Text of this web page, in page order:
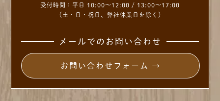
受付時間： 平日 10:00～12:00 / 13:00～17:00
（土・日・祝日、弊社休業日を除く）
メールでのお問い合わせ
お問い合わせフォーム →